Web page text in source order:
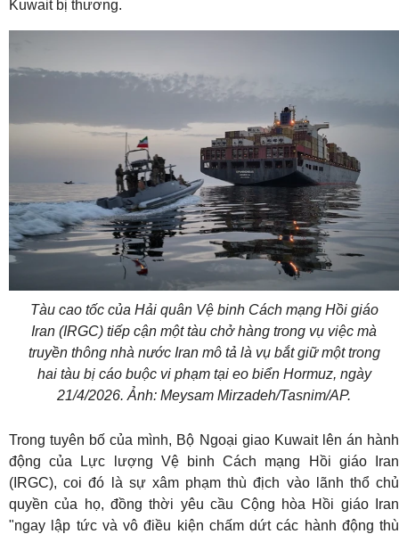
Kuwait bị thương.
Tàu cao tốc của Hải quân Vệ binh Cách mạng Hồi giáo
Iran (IRGC) tiếp cận một tàu chở hàng trong vụ việc mà
truyền thông nhà nước Iran mô tả là vụ bắt giữ một trong
hai tàu bị cáo buộc vi phạm tại eo biển Hormuz, ngày
21/4/2026. Ảnh: Meysam Mirzadeh/Tasnim/AP.
Trong tuyên bố của mình, Bộ Ngoại giao Kuwait lên án hành
động của Lực lượng Vệ binh Cách mạng Hồi giáo Iran
(IRGC), coi đó là sự xâm phạm thù địch vào lãnh thổ chủ
quyền của họ, đồng thời yêu cầu Cộng hòa Hồi giáo Iran
"ngay lập tức và vô điều kiện chấm dứt các hành động thù